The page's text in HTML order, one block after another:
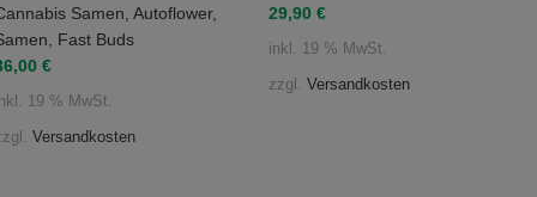
Samen Autoflower,
Fast Buds
€
19 % MwSt.
Versandkosten
29,90 €
inkl. 19 % MwSt.
zzgl. Versandkosten